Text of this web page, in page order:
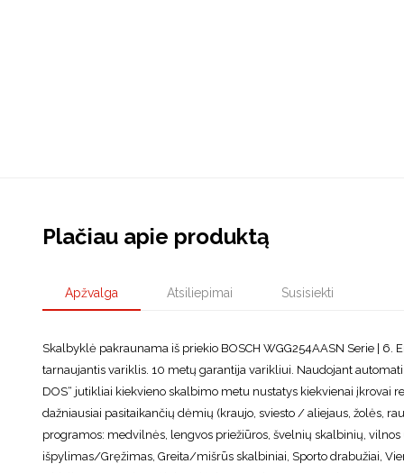
Plačiau apie produktą
Apžvalga Atsiliepimai Susisiekti
Skalbyklė pakraunama iš priekio BOSCH WGG254AASN Serie |
tarnaujantis variklis. 10 metų garantija varikliui. Naudojant
DOS“ jutikliai kiekvieno skalbimo metu nustatys kiekvienai įkrovai
dažniausiai pasitaikančių dėmių (kraujo, sviesto / aliejaus, žolės,
programos: medvilnės, lengvos priežiūros, švelnių skalbinių,
išpylimas/Gręžimas, Greita/mišrūs skalbiniai, Sporto drabužiai,